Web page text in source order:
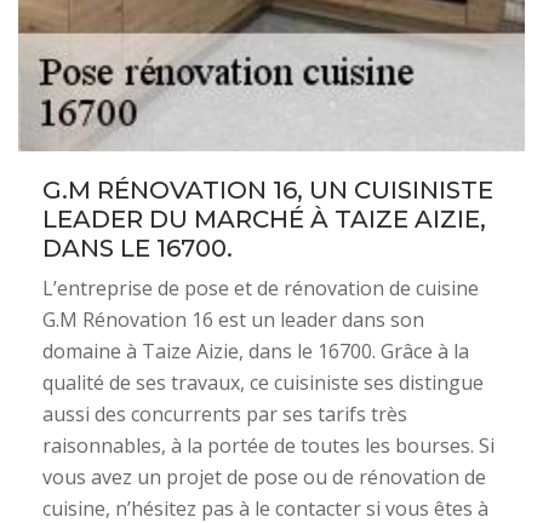
G.M RÉNOVATION 16, UN CUISINISTE
LEADER DU MARCHÉ À TAIZE AIZIE,
DANS LE 16700.
L’entreprise de pose et de rénovation de cuisine
G.M Rénovation 16 est un leader dans son
domaine à Taize Aizie, dans le 16700. Grâce à la
qualité de ses travaux, ce cuisiniste ses distingue
aussi des concurrents par ses tarifs très
raisonnables, à la portée de toutes les bourses. Si
vous avez un projet de pose ou de rénovation de
cuisine, n’hésitez pas à le contacter si vous êtes à